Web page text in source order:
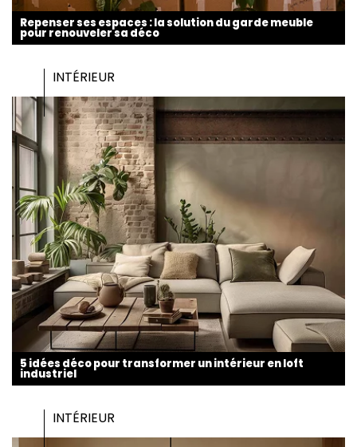
Repenser ses espaces : la solution du garde meuble
pour renouveler sa déco
INTÉRIEUR
5 idées déco pour transformer un intérieur en loft
industriel
INTÉRIEUR